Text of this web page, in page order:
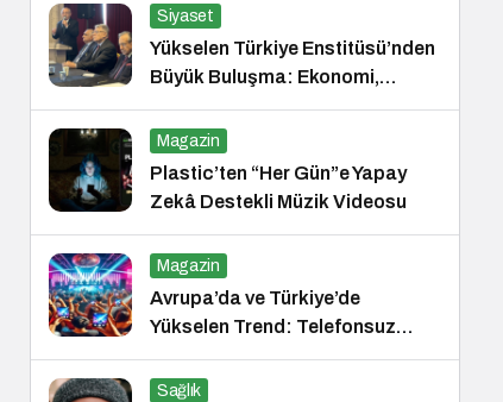
Siyaset
Yükselen Türkiye Enstitüsü’nden
Büyük Buluşma: Ekonomi,
Güvenlik Politikaları ve Hukuk
Konferansı
Magazin
Plastic’ten “Her Gün”e Yapay
Zekâ Destekli Müzik Videosu
Magazin
Avrupa’da ve Türkiye’de
Yükselen Trend: Telefonsuz
Gece Kulüpleri
Sağlık